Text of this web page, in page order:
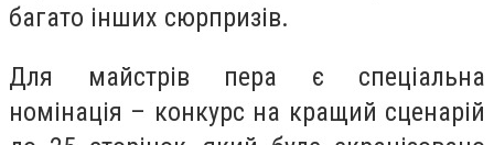
багато інших сюрпризів.
Для майстрів пера є спеціальна
номінація – конкурс на кращий сценарій